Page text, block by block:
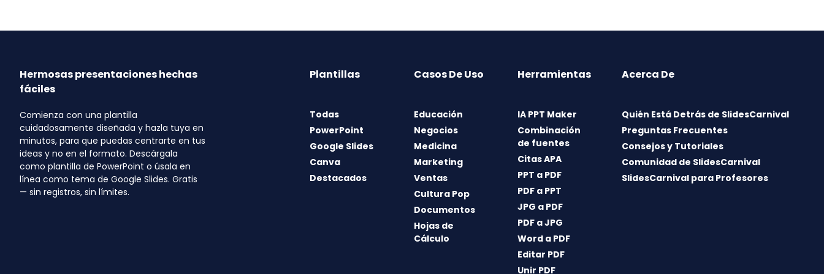
Hermosas presentaciones hechas
fáciles
Comienza con una plantilla
cuidadosamente diseñada y hazla tuya en
minutos, para que puedas centrarte en tus
ideas y no en el formato. Descárgala
como plantilla de PowerPoint o úsala en
línea como tema de Google Slides. Gratis
— sin registros, sin límites.
Plantillas
Todas
PowerPoint
Google Slides
Canva
Destacados
Casos De Uso
Educación
Negocios
Medicina
Marketing
Ventas
Cultura Pop
Documentos
Hojas de
Cálculo
Herramientas
IA PPT Maker
Combinación
de fuentes
Citas APA
PPT a PDF
PDF a PPT
JPG a PDF
PDF a JPG
Word a PDF
Editar PDF
Unir PDF
Acerca De
Quién Está Detrás de SlidesCarnival
Preguntas Frecuentes
Consejos y Tutoriales
Comunidad de SlidesCarnival
SlidesCarnival para Profesores